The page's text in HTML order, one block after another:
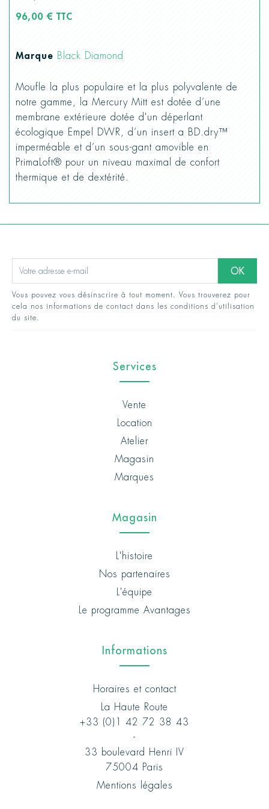
96,00 € TTC
Marque Black Diamond
Moufle la plus populaire et la plus polyvalente de
notre gamme, la Mercury Mitt est dotée d’une
membrane extérieure dotée d'un déperlant
écologique Empel DWR, d’un insert a BD.dry™
imperméable et d’un sous-gant amovible en
PrimaLoft® pour un niveau maximal de confort
thermique et de dextérité.
Vous pouvez vous désinscrire à tout moment. Vous trouverez pour
cela nos informations de contact dans les conditions d'utilisation
du site.
Services
Vente
Location
Atelier
Magasin
Marques
Magasin
L'histoire
Nos partenaires
L'équipe
Le programme Avantages
Informations
Horaires et contact
La Haute Route
+33 (0)1 42 72 38 43
-
33 boulevard Henri IV
75004 Paris
Mentions légales